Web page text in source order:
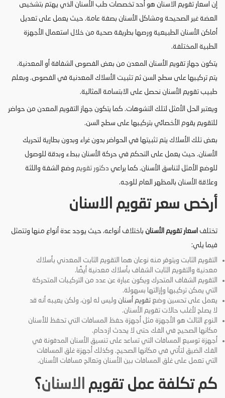
إن اسعار تقويم الاسنان هو أحد تخصصات طب الأسنان الذي يهتم بتشخيص
العضة غير الصحيحة ومشاكل الأسنان بصفة عامة. حيث يعمل على تعديل
أماكن الأسنان الطبيعية ورصها بطريقة صحية من خلال استعمال الأجهزة
الطبية المختلفة.
يتكون جهاز تقويم الأسنان المعدن من بعض الفصوص الشفافة أو المعدنية.
يتم تركيبها على سطح السن ثم تثبيت الأسلاك المعدنية في الفصوص. وبعلم
طبيب تقويم الأسنان نحصل على الابتسامة المثالية.
ويعتبر الحل الأمثل لتلك التشوهات. كما يتكون جهاز التقويم المعدن من حواضر
للتقويم يقوم الأخصائي بتركيبها على سطح السن.
بعض تلك الأسلاك يتم تثبيتها في الحواضر بدون غراء وبدون بطارية لتحريك
الأسنان. حيث يعمل على التحكم في حركة الأسنان ببطء وبدقة للوصول
للوضع الأمثل لتناسق الأسنان. كما يراعي دكتور تقويم وضع الشفة واللثة
وعلاقة الأسنان بالمظهر العام للوجه.
أرخص سعر تقويم الاسنان
تختلف اسعار تقويم الأسنان باختلاف أنواعه، حيث يوجد عدة أنواع منها وتتمثل
فيما يلي:
التقويم الثابت ويتوفر منه نوعان هما التقويم الثابت المعدني بأسلاك
معدنية والتقويم الثابت الشفاف بأسلاك معدنية أيضًا.
التقويم الشفاف المتحرك ويكون عبارة عن عدد من التركيبات المتحركة
التي يمكن تركيبها وإزالتها بسهولة.
يعمل على تحسين وضع تقويم أسنان وليس له لون، ولكن يعيبه أنه قد
لا يصلح لأغلب حالات تقويم الأسنان.
النوع الثالث هو الأجهزة مثل أجهزة حفظ المسافات التي تحفظ للأسنان
مكانها الصحيح في الفك حتى لا يحدث ازدحام.
أجهزة توسيع المسافات التي تساعد على تنسيق الأسنان المدفونة في
الفك الضيق لتأتي في مكانها الصحيح. وكذلك أجهزة غلق المسافات
التي تعمل على غلق المسافات بين الأسنان وتعالج مسافات الأسنان.
كم تكلفة عمل تقويم الاسنان؟